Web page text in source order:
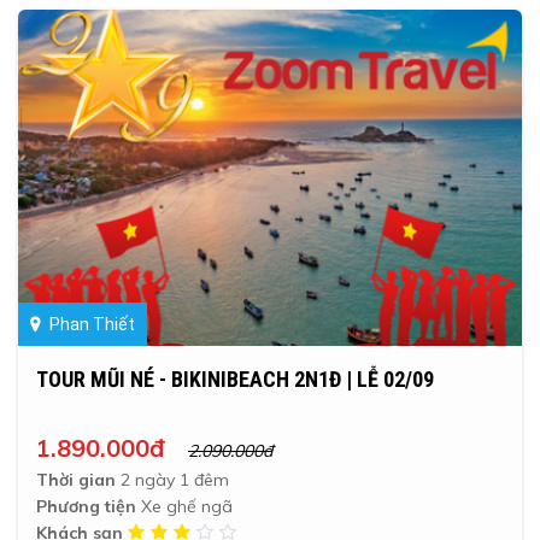
Phan Thiết
TOUR MŨI NÉ - BIKINIBEACH 2N1Đ | LỄ 02/09
1.890.000đ
2.090.000đ
Thời gian 2 ngày 1 đêm
Phương tiện Xe ghế ngã
Khách sạn